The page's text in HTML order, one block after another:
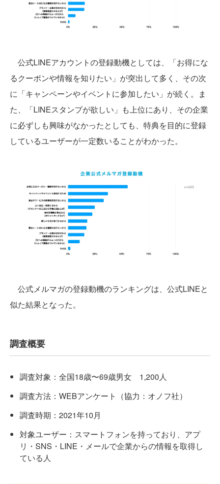
公式LINEアカウントの登録動機としては、「お得にな
るクーポンや情報を知りたい」が突出して多く、その次
に「キャンペーンやイベントに参加したい」が続く。ま
た、「LINEスタンプが欲しい」も上位にあり、その企業
に必ずしも興味がなかったとしても、特典を目的に登録
しているユーザーが一定数いることがわかった。
公式メルマガの登録動機のランキングは、公式LINEと
似た結果となった。
調査概要
調査対象：全国18歳〜69歳男女 1,200人
調査方法：WEBアンケート（協力：オノフ社）
調査時期：2021年10月
対象ユーザー：スマートフォンを持っており、アプ
リ・SNS・LINE・メールで企業からの情報を取得し
ている人